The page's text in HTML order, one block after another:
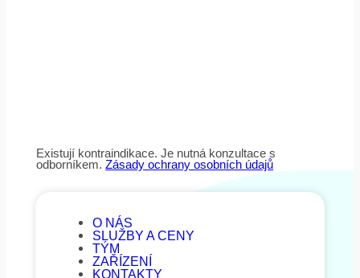
Existují kontraindikace. Je nutná konzultace s
odborníkem.Zásady ochrany osobních údajů
O NÁS
SLUŽBY A CENY
TÝM
ZAŘÍZENÍ
KONTAKTY